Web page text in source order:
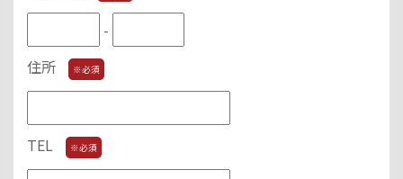
-
住所
※必須
TEL ※必須